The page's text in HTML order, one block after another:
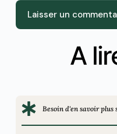
Laisser un
A
Besoin d'en savoir plus